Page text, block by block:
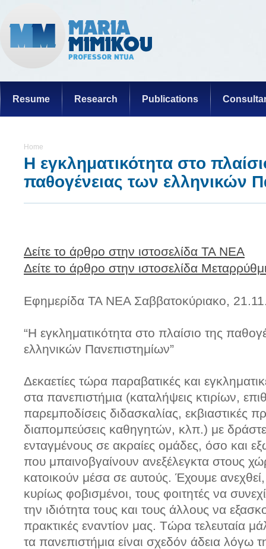
Resume Research Publications
Home
Η εγκληματικότητα στο
παθογένειας των ελληνικών
Δείτε το άρθρο στην ιστοσελίδα ΤΑ ΝΕΑ
Δείτε το άρθρο στην ιστοσελίδα
Εφημερίδα ΤΑ ΝΕΑ Σαββατοκύριακο,
“Η εγκληματικότητα στο πλαίσιο της
ελληνικών Πανεπιστημίων”
Δεκαετίες τώρα παραβατικές και
στα πανεπιστήμια (καταλήψεις κτιρίων,
παρεμποδίσεις διδασκαλίας, εκβιαστικές
διαπομπεύσεις καθηγητών, κλπ.) με
ενταγμένους σε ακραίες ομάδες, όσο και
που μπαινοβγαίνουν ανεξέλεγκτα στους
κατοικούν μέσα σε αυτούς. Έχουμε
κυρίως φοβισμένοι, τους φοιτητές να
την ιδιότητα τους και τους άλλους να
πρακτικές εναντίον μας. Τώρα τελευταία
τα πανεπιστήμια είναι σχεδόν άδεια λόγω